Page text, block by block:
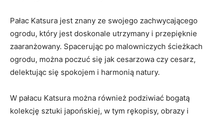
Pałac Katsura jest znany ze swojego zachwycającego
ogrodu, który jest doskonale utrzymany i przepięknie‍
zaaranżowany. Spacerując‌ po malowniczych ścieżkach
ogrodu, można poczuć się ​jak cesarzowa czy cesarz,
delektując⁢ się spokojem i harmonią natury.
W pałacu⁤ Katsura​ można również​ podziwiać bogatą
kolekcję sztuki japońskiej, ​w tym rękopisy,⁤ obrazy i